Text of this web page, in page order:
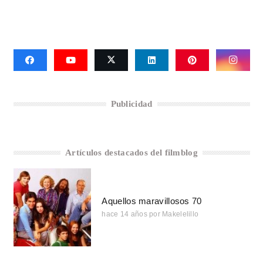
Publicidad
Artículos destacados del filmblog
Aquellos maravillosos 70
hace 14 años por Makelelillo